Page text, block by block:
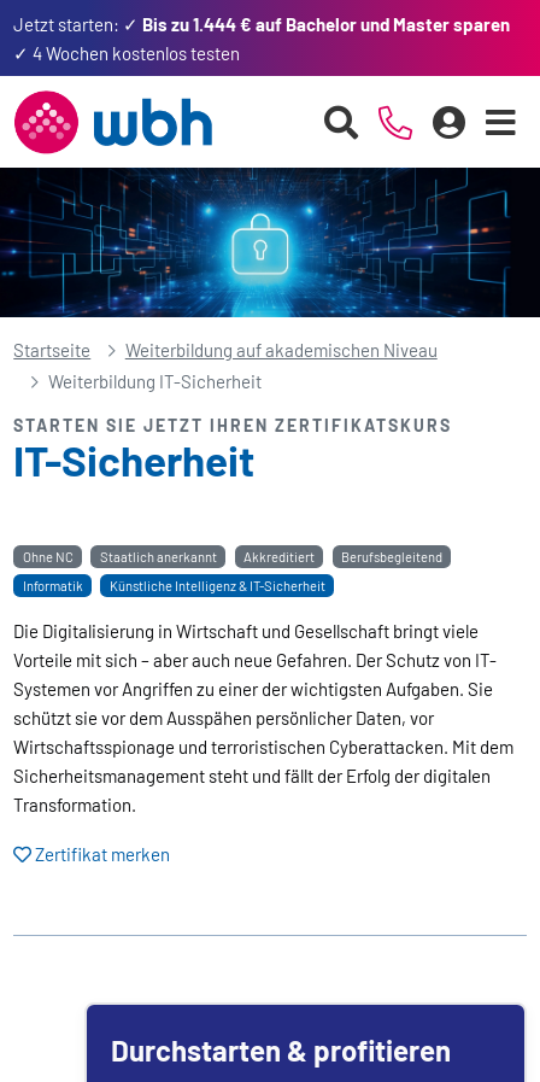
Jetzt starten: ✓ Bis zu 1.444 € auf Bachelor und Master sparen
✓ 4 Wochen kostenlos testen
Startseite
Weiterbildung auf akademischen Niveau
Weiterbildung IT-Sicherheit
STARTEN SIE JETZT IHREN ZERTIFIKATSKURS
IT-Sicherheit
Ohne NC Staatlich anerkannt Akkreditiert
Berufsbegleitend
Informatik
Künstliche Intelligenz & IT-Sicherheit
Die Digitalisierung in Wirtschaft und Gesellschaft bringt viele
Vorteile mit sich – aber auch neue Gefahren. Der Schutz von IT-
Systemen vor Angriffen zu einer der wichtigsten Aufgaben. Sie
schützt sie vor dem Ausspähen persönlicher Daten, vor
Wirtschaftsspionage und terroristischen Cyberattacken. Mit dem
Sicherheitsmanagement steht und fällt der Erfolg der digitalen
Transformation.
Zertifikat merken
Durchstarten & profitieren